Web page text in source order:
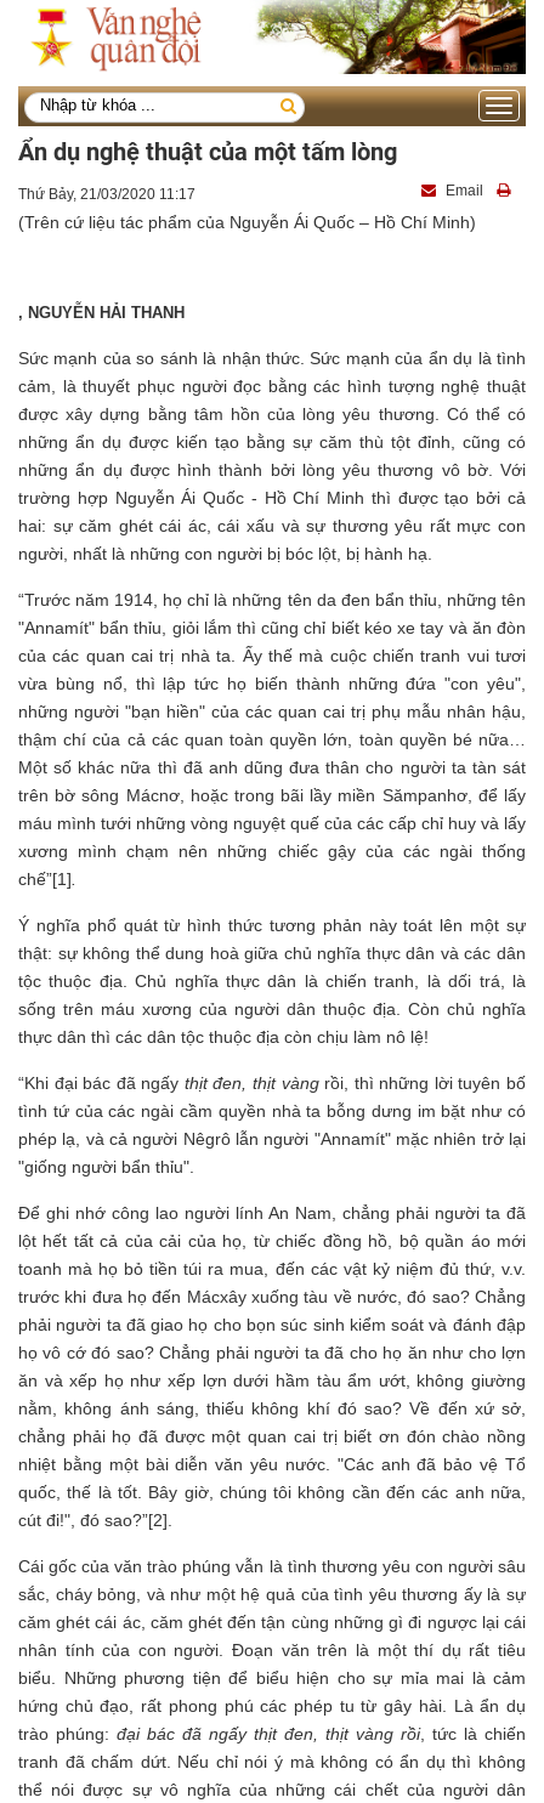
Toggle
Ẩn dụ nghệ thuật của một tấm lòng
Thứ Bảy, 21/03/2020 11:17 Email
(Trên cứ liệu tác phẩm của Nguyễn Ái Quốc – Hồ Chí Minh)
, NGUYỄN HẢI THANH
Sức mạnh của so sánh là nhận thức. Sức mạnh của ẩn dụ là tình
cảm, là thuyết phục người đọc bằng các hình tượng nghệ thuật
được xây dựng bằng tâm hồn của lòng yêu thương. Có thể có
những ẩn dụ được kiến tạo bằng sự căm thù tột đỉnh, cũng có
những ẩn dụ được hình thành bởi lòng yêu thương vô bờ. Với
trường hợp Nguyễn Ái Quốc - Hồ Chí Minh thì được tạo bởi cả
hai: sự căm ghét cái ác, cái xấu và sự thương yêu rất mực con
người, nhất là những con người bị bóc lột, bị hành hạ.
“Trước năm 1914, họ chỉ là những tên da đen bẩn thỉu, những tên
"Annamít" bẩn thỉu, giỏi lắm thì cũng chỉ biết kéo xe tay và ăn đòn
của các quan cai trị nhà ta. Ấy thế mà cuộc chiến tranh vui tươi
vừa bùng nổ, thì lập tức họ biến thành những đứa "con yêu",
những người "bạn hiền" của các quan cai trị phụ mẫu nhân hậu,
thậm chí của cả các quan toàn quyền lớn, toàn quyền bé nữa…
Một số khác nữa thì đã anh dũng đưa thân cho người ta tàn sát
trên bờ sông Mácnơ, hoặc trong bãi lầy miền Sămpanhơ, để lấy
máu mình tưới những vòng nguyệt quế của các cấp chỉ huy và lấy
xương mình chạm nên những chiếc gậy của các ngài thống
chế”[1].
Ý nghĩa phổ quát từ hình thức tương phản này toát lên một sự
thật: sự không thể dung hoà giữa chủ nghĩa thực dân và các dân
tộc thuộc địa. Chủ nghĩa thực dân là chiến tranh, là dối trá, là
sống trên máu xương của người dân thuộc địa. Còn chủ nghĩa
thực dân thì các dân tộc thuộc địa còn chịu làm nô lệ!
“Khi đại bác đã ngấy thịt đen, thịt vàngrồi, thì những lời tuyên bố
tình tứ của các ngài cầm quyền nhà ta bỗng dưng im bặt như có
phép lạ, và cả người Nêgrô lẫn người "Annamít" mặc nhiên trở lại
"giống người bẩn thỉu".
Để ghi nhớ công lao người lính An Nam, chẳng phải người ta đã
lột hết tất cả của cải của họ, từ chiếc đồng hồ, bộ quần áo mới
toanh mà họ bỏ tiền túi ra mua, đến các vật kỷ niệm đủ thứ, v.v.
trước khi đưa họ đến Mácxây xuống tàu về nước, đó sao? Chẳng
phải người ta đã giao họ cho bọn súc sinh kiểm soát và đánh đập
họ vô cớ đó sao? Chẳng phải người ta đã cho họ ăn như cho lợn
ăn và xếp họ như xếp lợn dưới hầm tàu ẩm ướt, không giường
nằm, không ánh sáng, thiếu không khí đó sao? Về đến xứ sở,
chẳng phải họ đã được một quan cai trị biết ơn đón chào nồng
nhiệt bằng một bài diễn văn yêu nước. "Các anh đã bảo vệ Tổ
quốc, thế là tốt. Bây giờ, chúng tôi không cần đến các anh nữa,
cút đi!", đó sao?”[2].
Cái gốc của văn trào phúng vẫn là tình thương yêu con người sâu
sắc, cháy bỏng, và như một hệ quả của tình yêu thương ấy là sự
căm ghét cái ác, căm ghét đến tận cùng những gì đi ngược lại cái
nhân tính của con người. Đoạn văn trên là một thí dụ rất tiêu
biểu. Những phương tiện để biểu hiện cho sự mỉa mai là cảm
hứng chủ đạo, rất phong phú các phép tu từ gây hài. Là ẩn dụ
trào phúng: đại bác đã ngấy thịt đen, thịt vàng rồi, tức là chiến
tranh đã chấm dứt. Nếu chỉ nói ý mà không có ẩn dụ thì không
thể nói được sự vô nghĩa của những cái chết của người dân